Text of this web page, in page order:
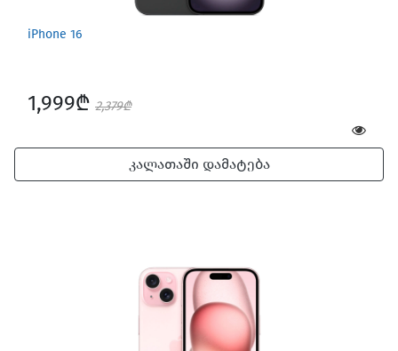
iPhone 16
1,999₾ 2,379₾
კალათაში დამატება